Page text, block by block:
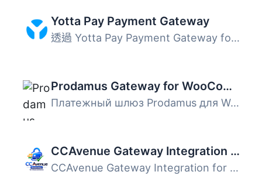
Yotta Pay Payment Gateway
透過 Yotta Pay Payment Gateway for WooCommerce，您的店家...
Prodamus Gateway for WooCommerce
Платежный шлюз Prodamus для WooCommerce требует установки...
CCAvenue Gateway Integration for WooCommerce
CCAvenue Gateway Integration for WooCommerce is a lightwe...